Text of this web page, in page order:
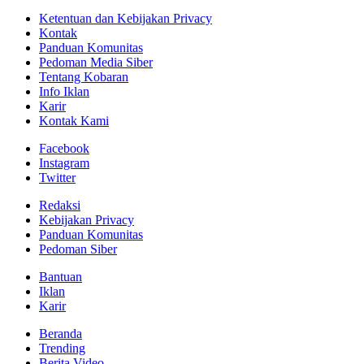
Ketentuan dan Kebijakan Privacy
Kontak
Panduan Komunitas
Pedoman Media Siber
Tentang Kobaran
Info Iklan
Karir
Kontak Kami
Facebook
Instagram
Twitter
Redaksi
Kebijakan Privacy
Panduan Komunitas
Pedoman Siber
Bantuan
Iklan
Karir
Beranda
Trending